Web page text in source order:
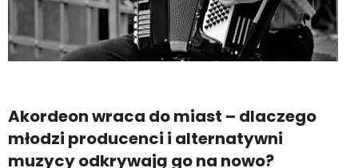
Akordeon wraca do miast – dlaczego
młodzi producenci i alternatywni
muzycy odkrywają go na nowo?